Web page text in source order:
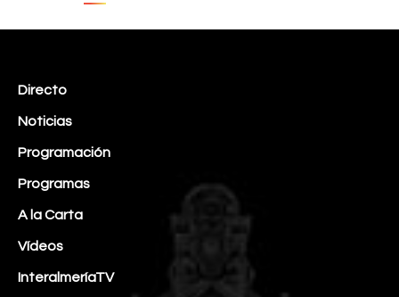
Directo
Noticias
Programación
Programas
A la Carta
Vídeos
InteralmeríaTV